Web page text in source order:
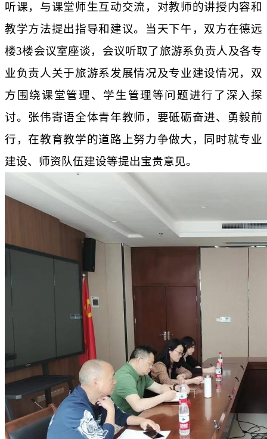
听课，与课堂师生互动交流 ， 对教师的讲授内容和
教学方法提出指导和建议。 当天下午 ， 双方在德远
楼3楼会议室座谈， 会议听取了旅游系负责人及各专
业负责人关于旅游系发展情况及专业建设情况，双
方围绕课堂管理、学生管理等问题进行了深入探
讨。张伟寄语全体青年教师，要砥砺奋进、勇毅前
行，在教育教学的道路上努力争做大，同时就专业
建设、师资队伍建设等提出宝贵意见。